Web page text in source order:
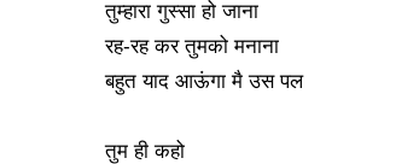
तुम्हारा गुस्सा हो जाना
रह-रह कर तुमको मनाना
बहुत याद आऊंगा मै उस पल
तुम ही कहो